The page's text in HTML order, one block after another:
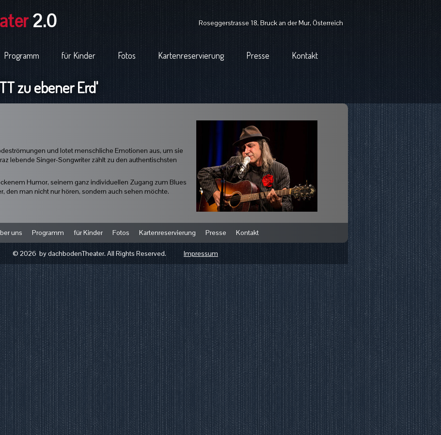
2.0 Roseggerstrasse 18, Bruck an der Mur, Österreich
Programm für Kinder Fotos Kartenreservierung Presse Kontakt
zu ebener Erd'
und lotet menschliche Emotionen aus, um sie
lebende Singer-Songwriter zählt zu den authentischsten
Humor, seinem ganz individuellen Zugang zum Blues
den man nicht nur hören, sondern auch sehen möchte.
uns Programm für Kinder Fotos Kartenreservierung Presse Kontakt
© 2026 by dachbodenTheater. All Rights Reserved. Impressum